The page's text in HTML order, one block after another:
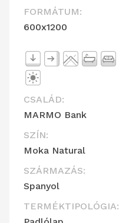
FORMÁTUM:
600x1200
CSALÁD:
MARMO Bank
SZÍN:
Moka Natural
SZÁRMAZÁS:
Spanyol
TERMÉKTIPOLÓGIA: